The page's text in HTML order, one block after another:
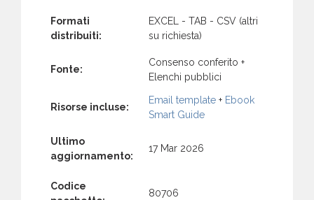
Formati
distribuiti:
EXCEL - TAB - CSV (altri
su richiesta)
Fonte:
Consenso conferito +
Elenchi pubblici
Risorse incluse:
Email template + Ebook
Smart Guide
Ultimo
aggiornamento:
17 Mar 2026
Codice
80706